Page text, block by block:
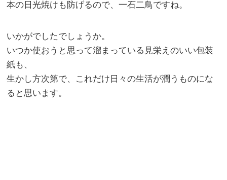
本の日光焼けも防げるので、一石二鳥ですね。
いかがでしたでしょうか。
いつか使おうと思って溜まっている見栄えのいい包装
紙も、
生かし方次第で、これだけ日々の生活が潤うものにな
ると思います。